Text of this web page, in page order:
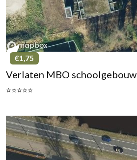
€1,75
Verlaten MBO schoolgebouw
⭐⭐⭐⭐⭐